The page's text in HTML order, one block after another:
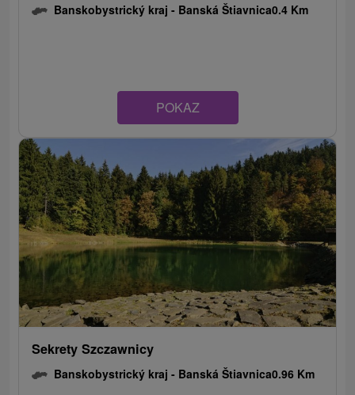
Banskobystrický kraj - Banská Štiavnica0.4 Km
POKAZ
Sekrety Szczawnicy
Banskobystrický kraj - Banská Štiavnica0.96 Km